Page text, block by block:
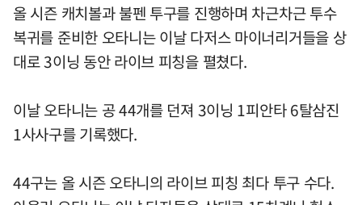
올 시즌 캐치볼과 불펜 투구를 진행하며 차근차근 투수
복귀를 준비한 오타니는 이날 다저스 마이너리거들을 상
대로 3이닝 동안 라이브 피칭을 펼쳤다.
이날 오타니는 공 44개를 던져 3이닝 1피안타 6탈삼진
1사사구를 기록했다.
44구는 올 시즌 오타니의 라이브 피칭 최다 투구 수다.